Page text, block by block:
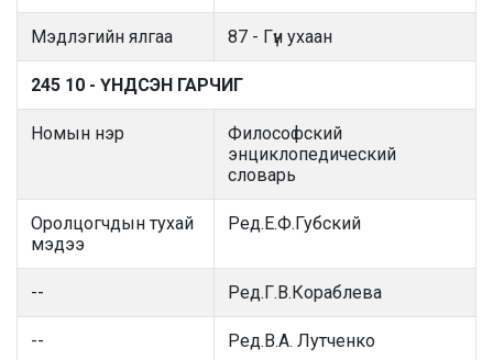
Мэдлэгийн ялгаа 87 - Гүн ухаан
245 10 - ҮНДСЭН ГАРЧИГ
Номын нэр
Философский
энциклопедический
словарь
Оролцогчдын тухай
мэдээ
Ред.Е.Ф.Губский
-- Ред.Г.В.Кораблева
-- Ред.В.А. Лутченко